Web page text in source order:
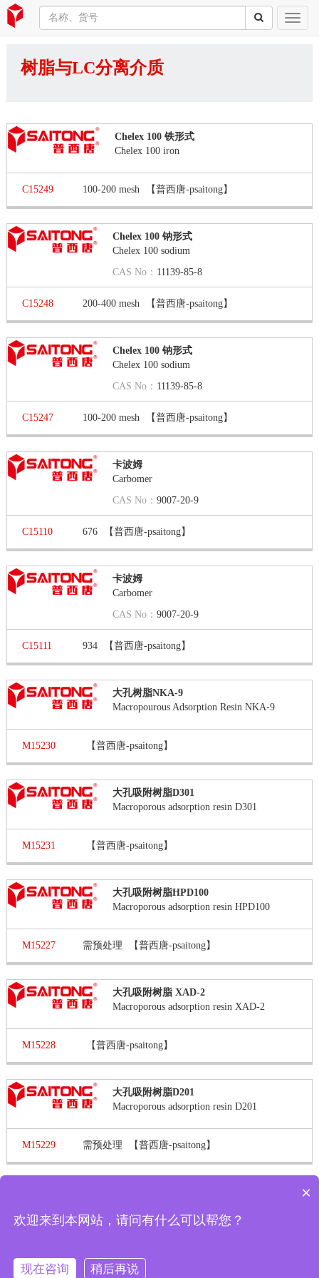
树脂与LC分离介质
Chelex 100 铁形式
Chelex 100 iron
C15249 100-200 mesh 【普西唐-psaitong】
Chelex 100 钠形式
Chelex 100 sodium
CAS No： 11139-85-8
C15248 200-400 mesh 【普西唐-psaitong】
Chelex 100 钠形式
Chelex 100 sodium
CAS No： 11139-85-8
C15247 100-200 mesh 【普西唐-psaitong】
卡波姆
Carbomer
CAS No：9007-20-9
C15110 676 【普西唐-psaitong】
卡波姆
Carbomer
CAS No：9007-20-9
C15111 934 【普西唐-psaitong】
大孔树脂NKA-9
Macropourous Adsorption Resin NKA-9
M15230 【普西唐-psaitong】
大孔吸附树脂D301
Macroporous adsorption resin D301
M15231 【普西唐-psaitong】
大孔吸附树脂HPD100
Macroporous adsorption resin HPD100
M15227 需预处理 【普西唐-psaitong】
大孔吸附树脂 XAD-2
Macroporous adsorption resin XAD-2
M15228 【普西唐-psaitong】
大孔吸附树脂D201
Macroporous adsorption resin D201
M15229 需预处理 【普西唐-psaitong】
第 1 页 / 共 6 页 第一页 上一页 下一页
×
欢迎来到本网站，请问有什么可以帮您？
现在咨询 稍后再说